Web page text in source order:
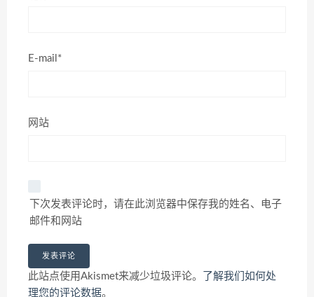
E-mail*
网站
下次发表评论时，请在此浏览器中保存我的姓名、电子
邮件和网站
此站点使用Akismet来减少垃圾评论。
了解我们如何处
理您的评论数据。